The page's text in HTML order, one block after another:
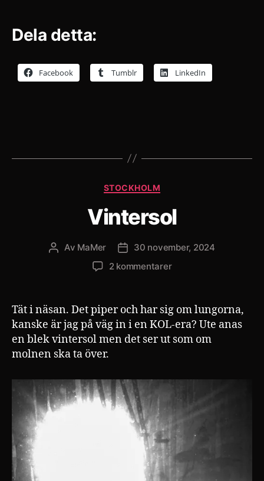
Dela detta:
Facebook Tumblr LinkedIn
Kategorier
STOCKHOLM
Vintersol
Inläggsförfattare
Av MaMer Inläggsdatum
30 november, 2024
2 kommentarertill
Tät i näsan. Det piper och har sig om lungorna,
kanske är jag på väg in i en KOL-era? Ute anas
en blek vintersol men det ser ut som om
molnen ska ta över.